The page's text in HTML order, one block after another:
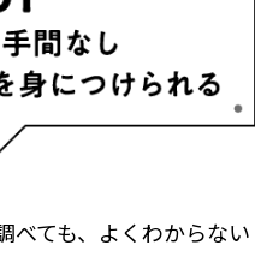
べても、よくわからない